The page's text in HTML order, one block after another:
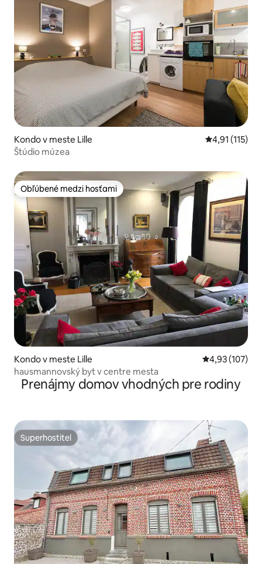
Kondo v meste Lille Priemerné
4,91 (115)
Štúdio múzea
Obľúbené medzi hosťami
Obľúbené medzi hosťami
Kondo v meste Lille Priemerné
4,93 (107)
hausmannovský byt v centre mesta
Prenájmy domov vhodných pre rodiny
Superhostiteľ
Superhostiteľ